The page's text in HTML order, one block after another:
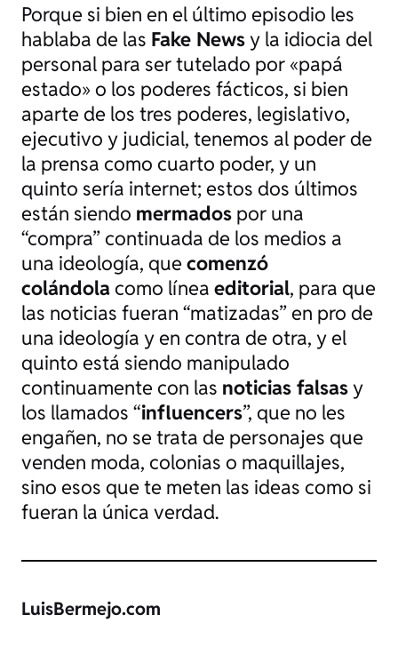
Porque si bien en el último episodio les
hablaba de las Fake Newsy la idiocia del
personal para ser tutelado por «papá
estado» o los poderes fácticos, si bien
aparte de los tres poderes, legislativo,
ejecutivo y judicial, tenemos al poder de
la prensa como cuarto poder, y un
quinto sería internet; estos dos últimos
están siendo mermados por una
“compra” continuada de los medios a
una ideología, que comenzó
colándolacomo línea editorial, para que
las noticias fueran “matizadas” en pro de
una ideología y en contra de otra, y el
quinto está siendo manipulado
continuamente con las noticias falsasy
los llamados “influencers”, que no les
engañen, no se trata de personajes que
venden moda, colonias o maquillajes,
sino esos que te meten las ideas como si
fueran la única verdad.
LuisBermejo.com